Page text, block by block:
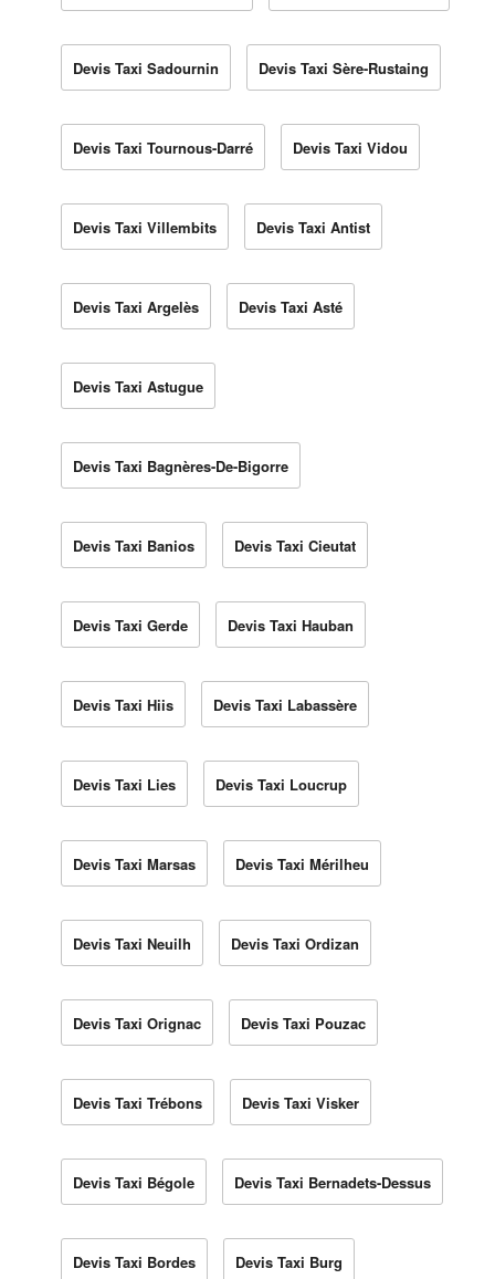
Devis Taxi Sadournin Devis Taxi Sère-Rustaing
Devis Taxi Tournous-Darré Devis Taxi Vidou
Devis Taxi Villembits Devis Taxi Antist
Devis Taxi Argelès Devis Taxi Asté
Devis Taxi Astugue
Devis Taxi Bagnères-De-Bigorre
Devis Taxi Banios Devis Taxi Cieutat
Devis Taxi Gerde Devis Taxi Hauban
Devis Taxi Hiis Devis Taxi Labassère
Devis Taxi Lies Devis Taxi Loucrup
Devis Taxi Marsas Devis Taxi Mérilheu
Devis Taxi Neuilh Devis Taxi Ordizan
Devis Taxi Orignac Devis Taxi Pouzac
Devis Taxi Trébons Devis Taxi Visker
Devis Taxi Bégole Devis Taxi Bernadets-Dessus
Devis Taxi Bordes Devis Taxi Burg